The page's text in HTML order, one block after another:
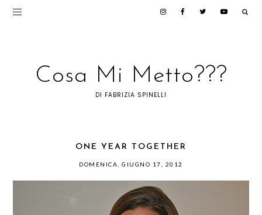
Cosa Mi Metto???
DI FABRIZIA SPINELLI
ONE YEAR TOGETHER
DOMENICA, GIUGNO 17, 2012